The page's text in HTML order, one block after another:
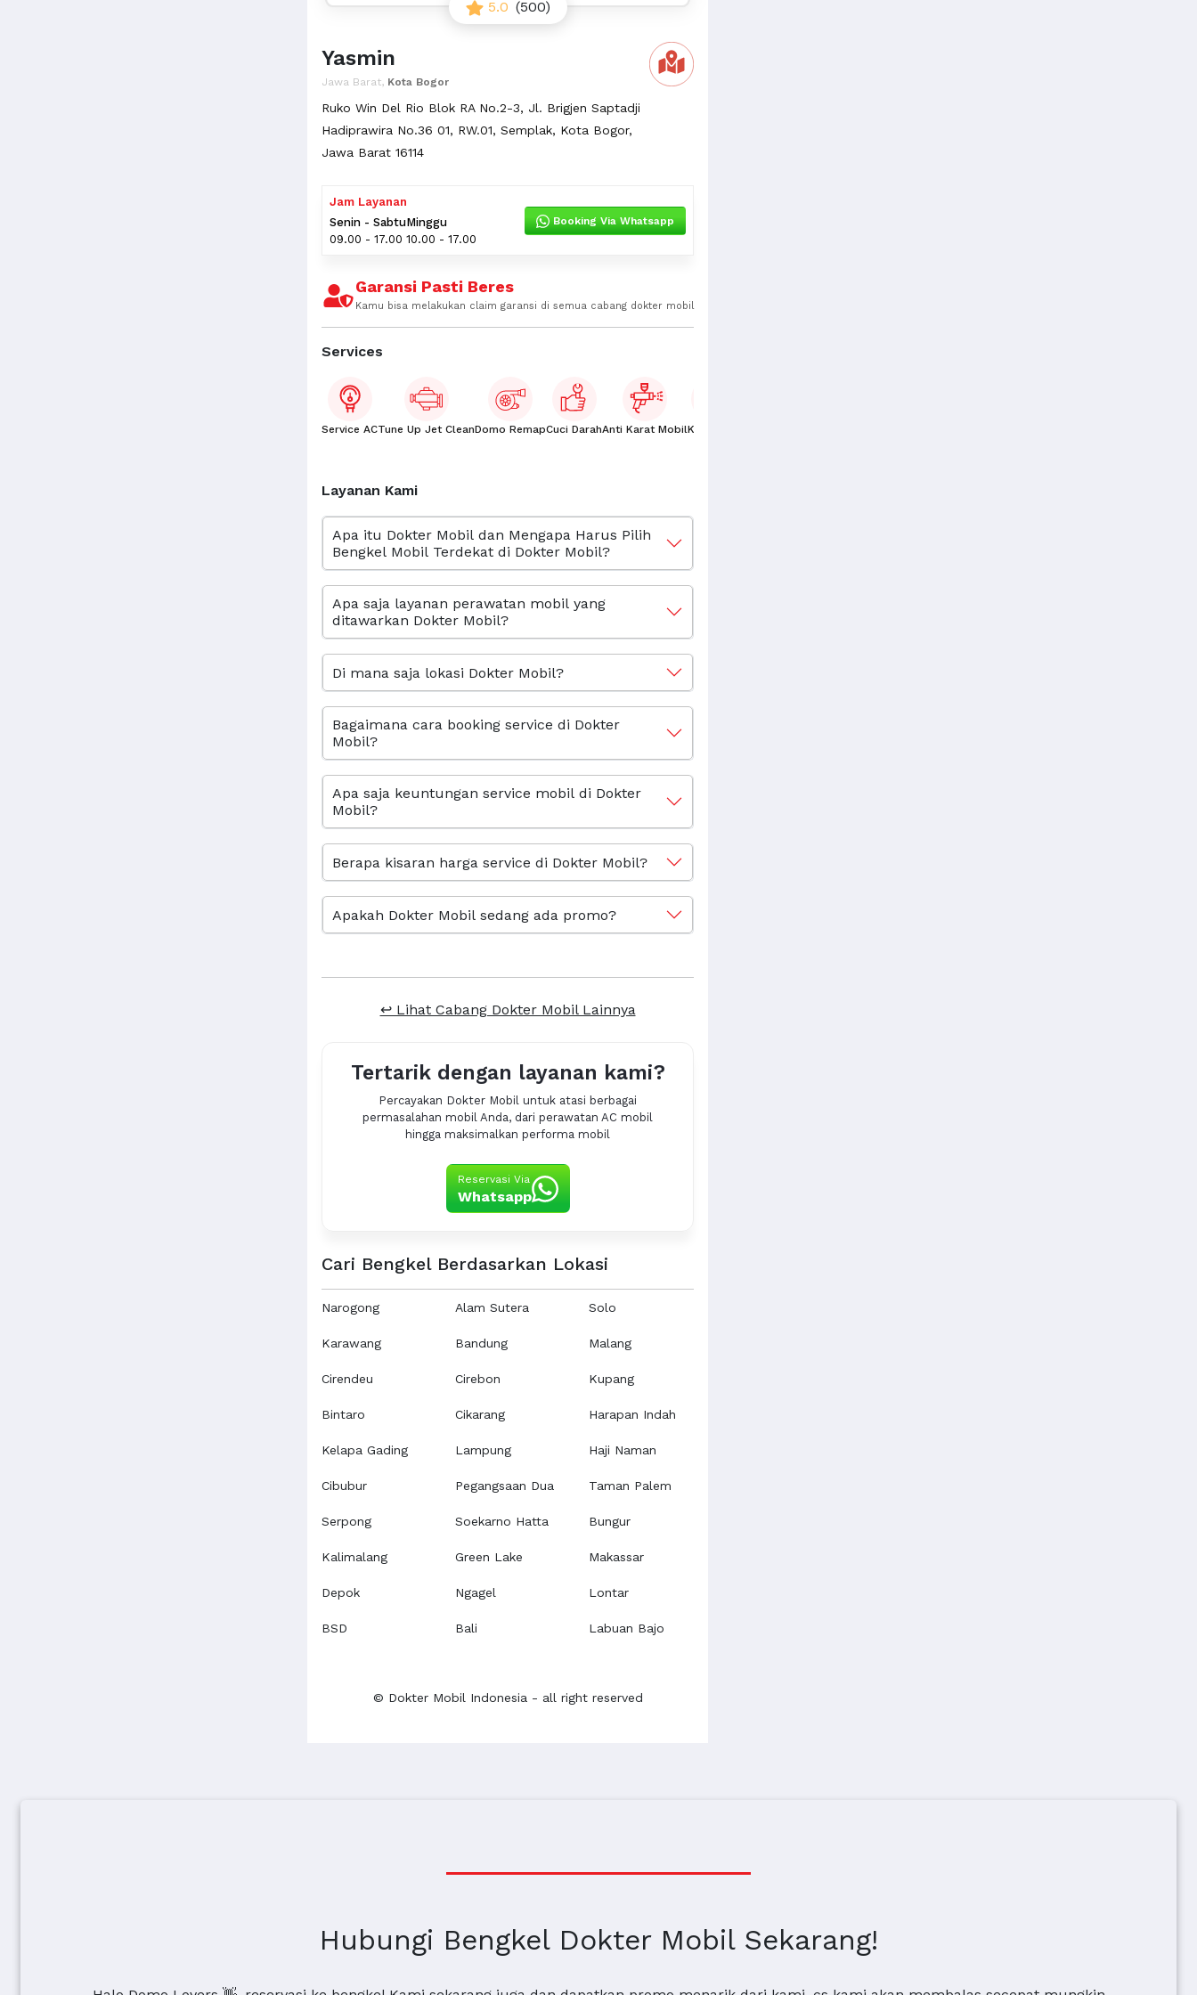
5.0 (500)
Yasmin
Jawa Barat, Kota Bogor
Ruko Win Del Rio Blok RA No.2-3, Jl. Brigjen Saptadji
Hadiprawira No.36 01, RW.01, Semplak, Kota Bogor,
Jawa Barat 16114
Jam Layanan
Senin - Sabtu
09.00 - 17.00
Minggu
10.00 - 17.00
Booking Via Whatsapp
Garansi Pasti Beres
Kamu bisa melakukan claim garansi di semua cabang dokter mobil
Services
Service ACTune Up Jet CleanDomo RemapCuci DarahAnti Karat MobilKaca Film
Layanan Kami
Apa itu Dokter Mobil dan Mengapa Harus Pilih
Bengkel Mobil Terdekat di Dokter Mobil?
Apa saja layanan perawatan mobil yang
ditawarkan Dokter Mobil?
Di mana saja lokasi Dokter Mobil?
Bagaimana cara booking service di Dokter
Mobil?
Apa saja keuntungan service mobil di Dokter
Mobil?
Berapa kisaran harga service di Dokter Mobil?
Apakah Dokter Mobil sedang ada promo?
↩ Lihat Cabang Dokter Mobil Lainnya
Tertarik dengan layanan kami?
Percayakan Dokter Mobil untuk atasi berbagai
permasalahan mobil Anda, dari perawatan AC mobil
hingga maksimalkan performa mobil
Reservasi Via
Whatsapp
Cari Bengkel Berdasarkan Lokasi
Narogong
Karawang
Cirendeu
Bintaro
Kelapa Gading
Cibubur
Serpong
Kalimalang
Depok
BSD
Alam Sutera
Bandung
Cirebon
Cikarang
Lampung
Pegangsaan Dua
Soekarno Hatta
Green Lake
Ngagel
Bali
Solo
Malang
Kupang
Harapan Indah
Haji Naman
Taman Palem
Bungur
Makassar
Lontar
Labuan Bajo
© Dokter Mobil Indonesia - all right reserved
Hubungi Bengkel Dokter Mobil Sekarang!